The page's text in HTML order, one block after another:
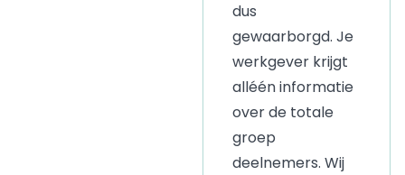
dus
gewaarborgd. Je
werkgever krijgt
alléén informatie
over de totale
groep
deelnemers. Wij